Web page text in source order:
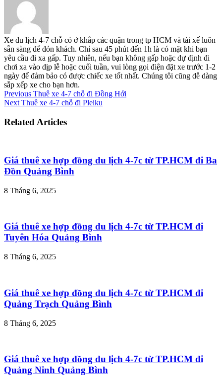
Xe du lịch 4-7 chỗ có ở khắp các quận trong tp HCM và tài xế luôn
sẵn sàng để đón khách. Chỉ sau 45 phút đến 1h là có mặt khi bạn
yêu cầu đi xa gấp. Tuy nhiên, nếu bạn không gấp hoặc dự định đi
chơi xa vào dịp lễ hoặc cuối tuần, vui lòng gọi điện đặt xe trước 1-2
ngày để đảm bảo có được chiếc xe tốt nhất. Chúng tôi cũng dễ dàng
sắp xếp xe cho bạn hơn.
Previous Thuê xe 4-7 chỗ đi Đồng Hới
Next Thuê xe 4-7 chỗ đi Pleiku
Related Articles
Giá thuê xe hợp đồng du lịch 4-7c từ TP.HCM đi Ba
Đồn Quảng Bình
8 Tháng 6, 2025
Giá thuê xe hợp đồng du lịch 4-7c từ TP.HCM đi
Tuyên Hóa Quảng Bình
8 Tháng 6, 2025
Giá thuê xe hợp đồng du lịch 4-7c từ TP.HCM đi
Quảng Trạch Quảng Bình
8 Tháng 6, 2025
Giá thuê xe hợp đồng du lịch 4-7c từ TP.HCM đi
Quảng Ninh Quảng Bình